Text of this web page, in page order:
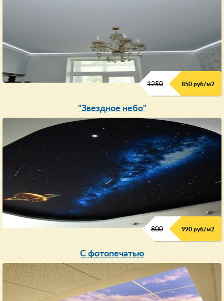
1250 850 руб/м2
"Звездное небо"
800 990 руб/м2
С фотопечатью